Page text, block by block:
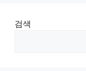
검색